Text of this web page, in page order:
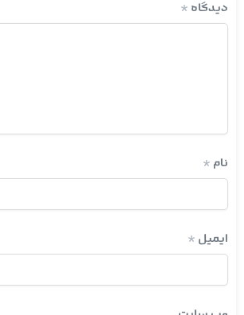
دیدگاه *
نام *
ایمیل *